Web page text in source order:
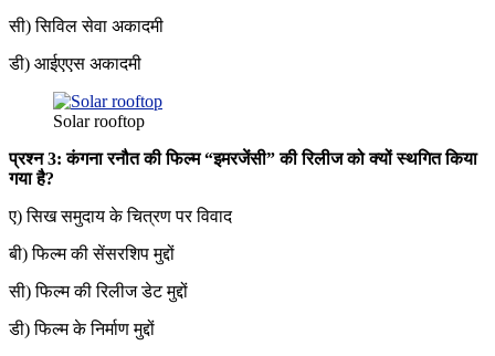
सी) सिविल सेवा अकादमी
डी) आईएएस अकादमी
Solar rooftop
प्रश्न 3: कंगना रनौत की फिल्म “इमरजेंसी” की रिलीज को क्यों स्थगित किया
गया है?
ए) सिख समुदाय के चित्रण पर विवाद
बी) फिल्म की सेंसरशिप मुद्दों
सी) फिल्म की रिलीज डेट मुद्दों
डी) फिल्म के निर्माण मुद्दों